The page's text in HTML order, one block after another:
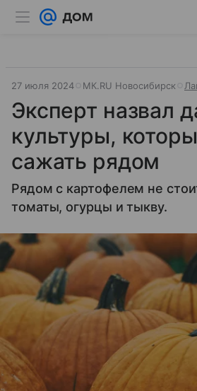
27 июля 2024 МК.RU Новосибирск
Эксперт назвал
культуры,
сажать рядом
Рядом с картофелем не
томаты, огурцы и тыкву.